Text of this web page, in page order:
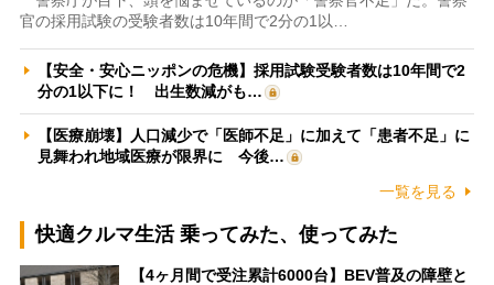
官の採用試験の受験者数は10年間で2分の1以…
【安全・安心ニッポンの危機】採用試験受験者数は10年間で2
分の1以下に！ 出生数減がも…
【医療崩壊】人口減少で「医師不足」に加えて「患者不足」に
見舞われ地域医療が限界に 今後…
一覧を見る
快適クルマ生活 乗ってみた、使ってみた
【4ヶ月間で受注累計6000台】BEV普及の障壁と